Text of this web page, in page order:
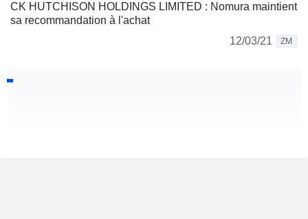
CK HUTCHISON HOLDINGS LIMITED : Nomura maintient
sa recommandation à l'achat
12/03/21
ZM